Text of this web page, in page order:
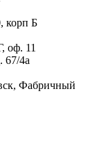
корп Б
оф. 11
67/4а
Фабричный